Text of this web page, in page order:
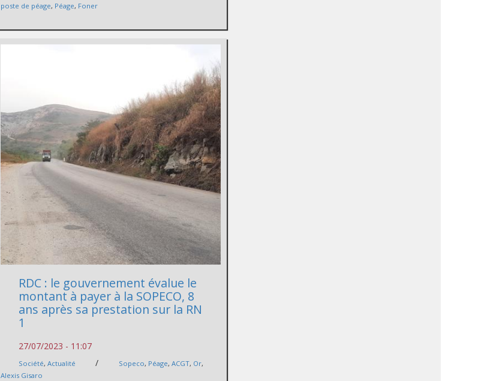
poste de péage, Péage, Foner
RDC : le gouvernement évalue le
montant à payer à la SOPECO, 8
ans après sa prestation sur la RN
1
27/07/2023 - 11:07
Société,Actualité / Sopeco, Péage,ACGT, Or,
Alexis Gisaro